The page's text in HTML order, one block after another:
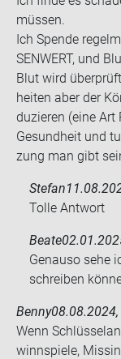
müs­sen.
Ich Spen­de
SEN­WERT, und
Blut wird
hei­ten aber der
du­zie­ren (eine
Ge­sund­heit und
zung man gibt
Stefan
Tolle Ant­wort
Beate
Ge­nau­so sehe
schrei­ben
Benny
Wenn
winn­spie­le,